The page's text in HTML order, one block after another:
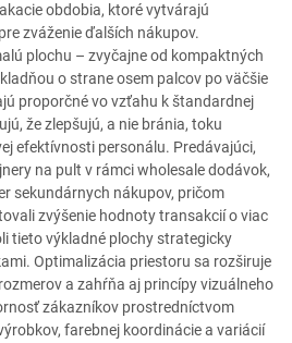
obdobia, ktoré vytvárajú
zváženie ďalších nákupov.
plochu – zvyčajne od kompaktných
o strane osem palcov po väčšie
proporčné vo vzťahu k štandardnej
že zlepšujú, a nie bránia, toku
efektívnosti personálu. Predávajúci,
na pult v rámci wholesale dodávok,
sekundárnych nákupov, pričom
zvýšenie hodnoty transakcií o viac
tieto výkladné plochy strategicky
Optimalizácia priestoru sa rozširuje
a zahŕňa aj princípy vizuálneho
zákazníkov prostredníctvom
farebnej koordinácie a variácií